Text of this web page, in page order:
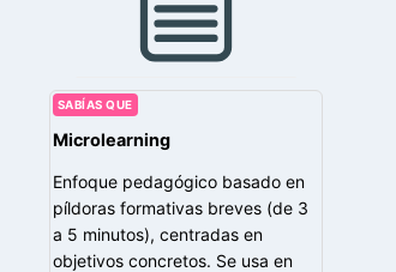
SABÍAS QUE
Microlearning
Enfoque pedagógico basado en
píldoras formativas breves (de 3
a 5 minutos), centradas en
objetivos concretos. Se usa en